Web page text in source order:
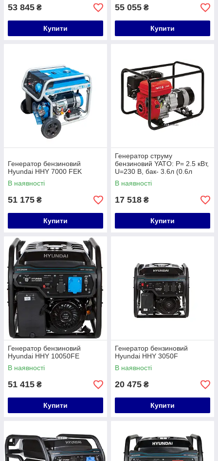
53 845 ₴
Купити
55 055 ₴
Купити
Генератор бензиновий
Hyundai HHY 7000 FEK
В наявності
51 175 ₴
Купити
Генератор струму
бензиновий YATO: P= 2.5 кВт,
U=230 В, бак- 3.6л (0.6л
оливи) з блок.перенав.AVR
В наявності
17 518 ₴
Купити
Генератор бензиновий
Hyundai HHY 10050FE
В наявності
51 415 ₴
Купити
Генератор бензиновий
Hyundai HHY 3050F
В наявності
20 475 ₴
Купити